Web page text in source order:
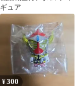
ギュア
¥300